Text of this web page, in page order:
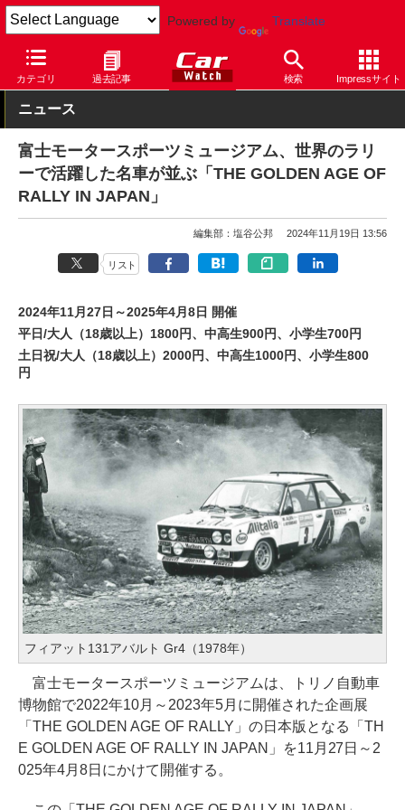
Powered by Translate
カテゴリ 過去記事 検索 Impressサイト
Car Watch モータースポーツ ラリー
ニュース
富士モータースポーツミュージアム、世界のラリ
ーで活躍した名車が並ぶ「THE GOLDEN AGE OF
RALLY IN JAPAN」
編集部：塩谷公邦 2024年11月19日 13:56
リスト
2024年11月27日～2025年4月8日 開催
平日/大人（18歳以上）1800円、中高生900円、小学生700円
土日祝/大人（18歳以上）2000円、中高生1000円、小学生800
円
フィアット131アバルト Gr4（1978年）
富士モータースポーツミュージアムは、トリノ自動車
博物館で2022年10月～2023年5月に開催された企画展
「THE GOLDEN AGE OF RALLY」の日本版となる「TH
E GOLDEN AGE OF RALLY IN JAPAN」を11月27日～2
025年4月8日にかけて開催する。